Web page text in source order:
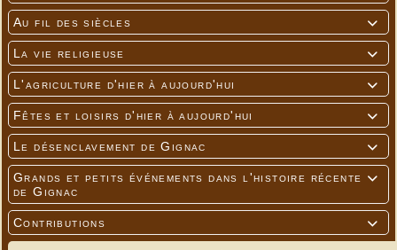

Au fil des siècles

La vie religieuse

L'agriculture d'hier à aujourd'hui

Fêtes et loisirs d'hier à aujourd'hui

Le désenclavement de Gignac

Grands et petits événements dans l'histoire récente
de Gignac

Contributions